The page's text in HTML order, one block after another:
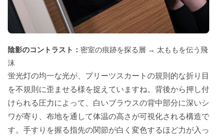
陰影のコントラスト： 密室の痕跡を探る層 → 太ももを伝う飛
沫
蛍光灯の均一な光が、プリーツスカートの規則的な折り目
を不規則に歪ませる様を捉えていますね。背後から押し付
けられる圧力によって、白いブラウスの背中部分に深いシ
ワが寄り、布地を通して体温の高さが可視化される構造で
す。手すりを握る指先の関節が白く変色するほど力が入っ